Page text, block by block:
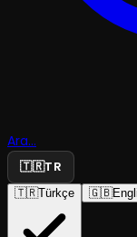
Ara...
🇹🇷TR
🇹🇷Türkçe 🇬🇧